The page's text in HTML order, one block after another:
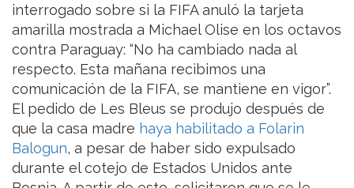
interrogado sobre si la FIFA anuló la tarjeta
amarilla mostrada a Michael Olise en los octavos
contra Paraguay: “No ha cambiado nada al
respecto. Esta mañana recibimos una
comunicación de la FIFA, se mantiene en vigor”.
El pedido de Les Bleus se produjo después de
que la casa madre haya habilitado a Folarin
Balogun, a pesar de haber sido expulsado
durante el cotejo de Estados Unidos ante